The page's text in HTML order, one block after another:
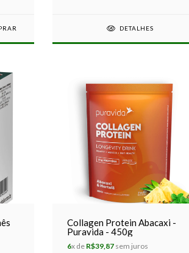
DETALHES
Collagen Protein Abacaxi -
Puravida - 450g
6x de R$39,87 sem juros